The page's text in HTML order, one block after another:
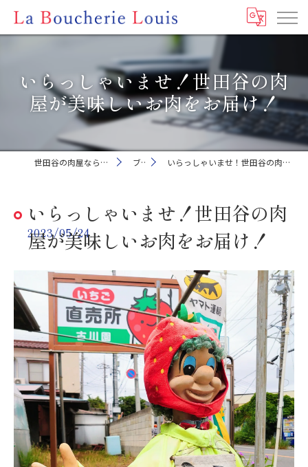
いらっしゃいませ！世田谷の肉
屋が美味しいお肉をお届け！
世田谷の肉屋ならLa Boucherie Louis ブログ いらっしゃいませ！世田谷の肉屋が美味しいお肉をお届け！
いらっしゃいませ！世田谷の肉
屋が美味しいお肉をお届け！
2023/05/24